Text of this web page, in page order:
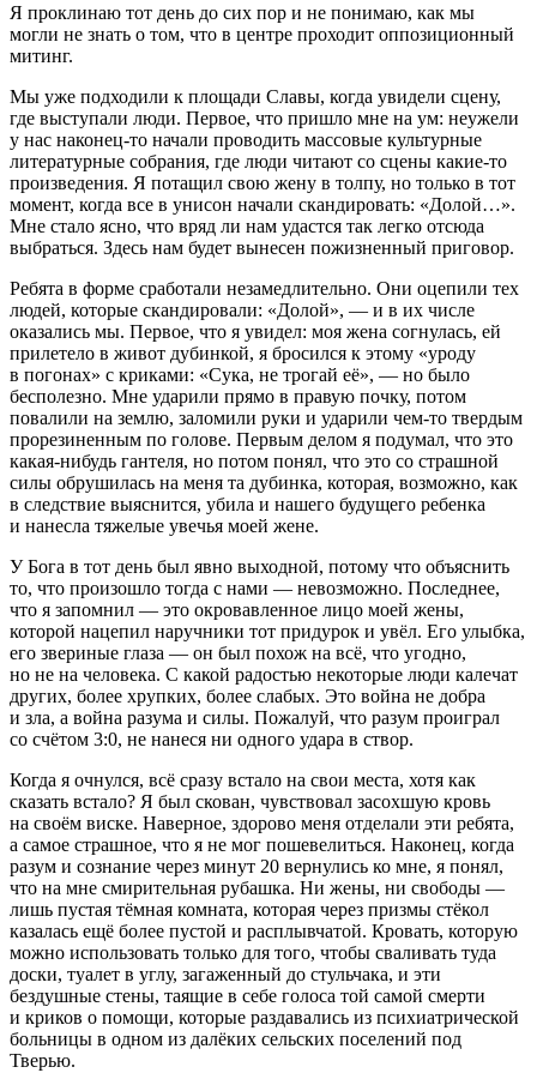
Я проклинаю тот день до сих пор и не понимаю, как мы
могли не знать о том, что в центре проходит оппозиционный
митинг.
Мы уже подходили к площади Славы, когда увидели сцену,
где выступали люди. Первое, что пришло мне на ум: неужели
у нас наконец-то начали проводить массовые культурные
литературные собрания, где люди читают со сцены какие-то
произведения. Я потащил свою жену в толпу, но только в тот
момент, когда все в унисон начали скандировать: «Долой…».
Мне стало ясно, что вряд ли нам удастся так легко отсюда
выбраться. Здесь нам будет вынесен пожизненный приговор.
Ребята в форме сработали незамедлительно. Они оцепили тех
людей, которые скандировали: «Долой», — и в их числе
оказались мы. Первое, что я увидел: моя жена согнулась, ей
прилетело в живот дубинкой, я бросился к этому «уроду
в погонах» с криками: «Сука, не трогай её», — но было
бесполезно. Мне ударили прямо в правую почку, потом
повалили на землю, заломили руки и ударили чем-то твердым
прорезиненным по голове. Первым делом я подумал, что это
какая-нибудь гантеля, но потом понял, что это со страшной
силы обрушилась на меня та дубинка, которая, возможно, как
в следствие выяснится, убила и нашего будущего ребенка
и нанесла тяжелые увечья моей жене.
У Бога в тот день был явно выходной, потому что объяснить
то, что произошло тогда с нами — невозможно. Последнее,
что я запомнил — это окровавленное лицо моей жены,
которой нацепил наручники тот придурок и увёл. Его улыбка,
его звериные глаза — он был похож на всё, что угодно,
но не на человека. С какой радостью некоторые люди калечат
других, более хрупких, более слабых. Это война не добра
и зла, а война разума и силы. Пожалуй, что разум проиграл
со счётом 3:0, не нанеся ни одного удара в створ.
Когда я очнулся, всё сразу встало на свои места, хотя как
сказать встало? Я был скован, чувствовал засохшую кровь
на своём виске. Наверное, здорово меня отделали эти ребята,
а самое страшное, что я не мог пошевелиться. Наконец, когда
разум и сознание через минут 20 вернулись ко мне, я понял,
что на мне смирительная рубашка. Ни жены, ни свободы —
лишь пустая тёмная комната, которая через призмы стёкол
казалась ещё более пустой и расплывчатой. Кровать, которую
можно использовать только для того, чтобы сваливать туда
доски, туалет в углу, загаженный до стульчака, и эти
бездушные стены, таящие в себе голоса той самой смерти
и криков о помощи, которые раздавались из психиатрической
больницы в одном из далёких сельских поселений под
Тверью.